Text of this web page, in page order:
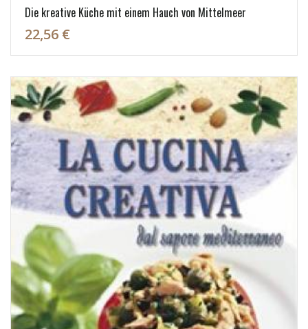
Die kreative Küche mit einem Hauch von Mittelmeer
22,56 €